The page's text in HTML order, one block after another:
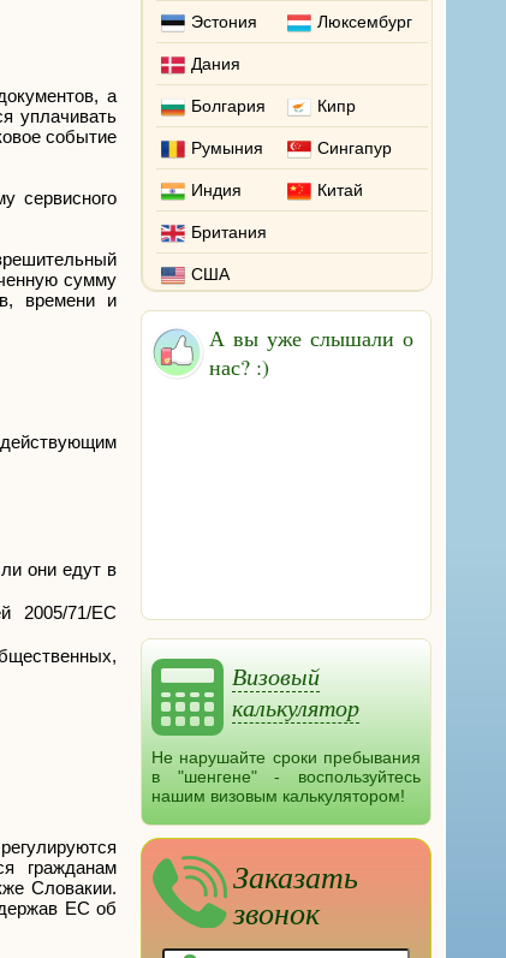
Эстония Люксембург
Дания
Болгария Кипр
Румыния Сингапур
Индия Китай
Британия
США
А вы уже слышали о
нас? :)
Визовый
калькулятор
Не нарушайте сроки пребывания
в "шенгене" - воспользуйтесь
нашим визовым калькулятором!
Заказать
звонок
а
уплачивать
событие
сервисного
сумму
времени и
действующим
они едут в
2005/71/ЕС
гражданам
Словакии.
ЕС об